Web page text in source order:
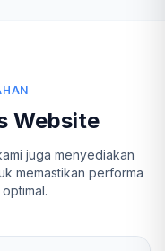
Website
juga menyediakan
memastikan performa